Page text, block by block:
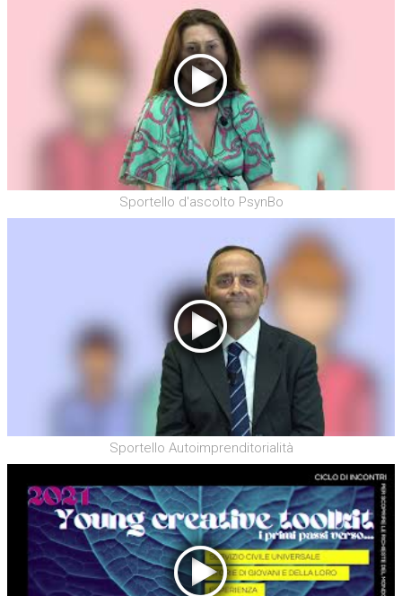
Sportello d'ascolto PsynBo
Sportello Autoimprenditorialità